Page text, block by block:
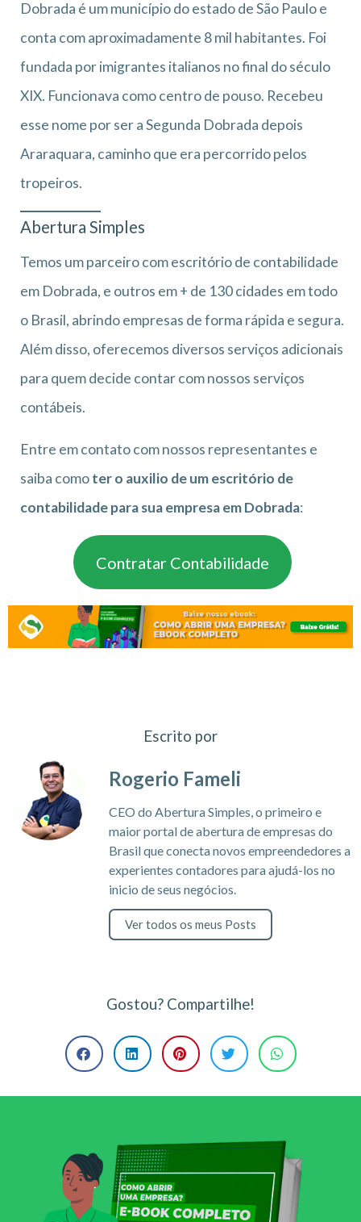
Dobrada é um município do estado de São Paulo e
conta com aproximadamente 8 mil habitantes. Foi
fundada por imigrantes italianos no final do século
XIX. Funcionava como centro de pouso. Recebeu
esse nome por ser a Segunda Dobrada depois
Araraquara, caminho que era percorrido pelos
tropeiros.
Abertura Simples
Temos um parceiro com escritório de contabilidade
em Dobrada, e outros em + de 130 cidades em todo
o Brasil, abrindo empresas de forma rápida e segura.
Além disso, oferecemos diversos serviços adicionais
para quem decide contar com nossos serviços
contábeis.
Entre em contato com nossos representantes e
saiba comoter o auxilio de um escritório de
contabilidade para sua empresa em Dobrada:
Contratar Contabilidade
Escrito por
Rogerio Fameli
CEO do Abertura Simples, o primeiro e
maior portal de abertura de empresas do
Brasil que conecta novos empreendedores a
experientes contadores para ajudá-los no
inicio de seus negócios.
Ver todos os meus Posts
Gostou? Compartilhe!